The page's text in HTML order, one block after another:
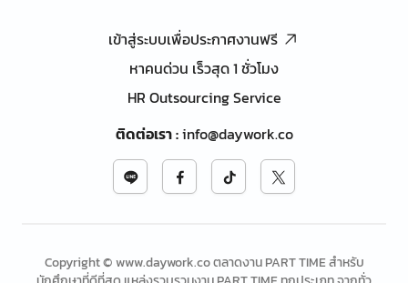
เข้าสู่ระบบเพื่อประกาศงานฟรี
หาคนด่วน เร็วสุด 1 ชั่วโมง
HR Outsourcing Service
ติดต่อเรา:info@daywork.co
Copyright © www.daywork.co ตลาดงาน PART TIME สำหรับ